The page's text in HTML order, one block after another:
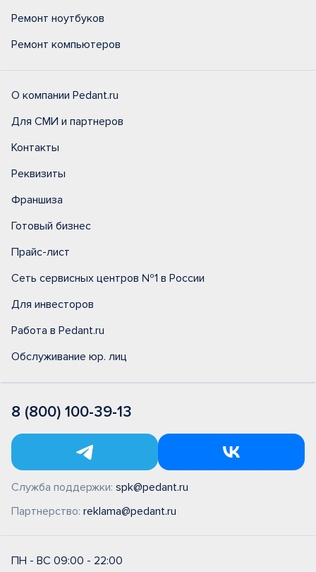
Ремонт ноутбуков
Ремонт компьютеров
О компании Pedant.ru
Для СМИ и партнеров
Контакты
Реквизиты
Франшиза
Готовый бизнес
Прайс-лист
Сеть сервисных центров №1 в России
Для инвесторов
Работа в Pedant.ru
Обслуживание юр. лиц
8 (800) 100-39-13
Служба поддержки: spk@pedant.ru
Партнерство: reklama@pedant.ru
ПН - ВС 09:00 - 22:00